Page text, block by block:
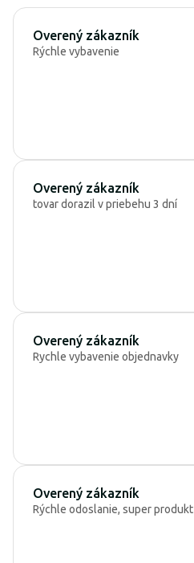
Overený zákazník
Rýchle vybavenie
Overený zákazník
tovar dorazil v priebehu 3 dní
Overený zákazník
Rychle vybavenie objednavky
Overený zákazník
Rýchle odoslanie, super produkt